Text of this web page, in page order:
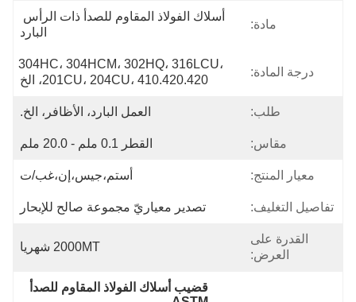
مادة:
البارد
درجة المادة:
304HC، 304HCM، 302HQ، 316LCU،
201CU، 204CU، 410.420.420، الخ
طلب: العمل البارد، الأظافر، الخ.
مقاس: القطر 0.1 ملم - 20.0 ملم
معيار المنتج: أستم،جيس،إن،غب/ت
تفاصيل التغليف: تصدير معياريّ مجموعة صالح للإبحار
القدرة على
العرض:
2000MT شهريا
قضيب أسلاك الفولاذ المقاوم للصدأ